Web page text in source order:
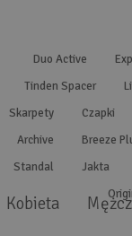
Duo Active
Tinden Spacer
Skarpety
Czapki
Archive
Breeze
Standal
Jakta
Kobieta